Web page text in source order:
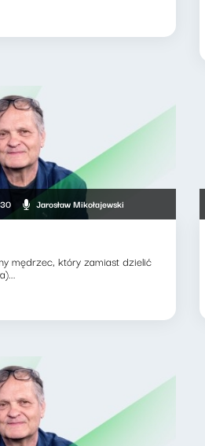
Jarosław Mikołajewski
mędrzec, który zamiast dzielić